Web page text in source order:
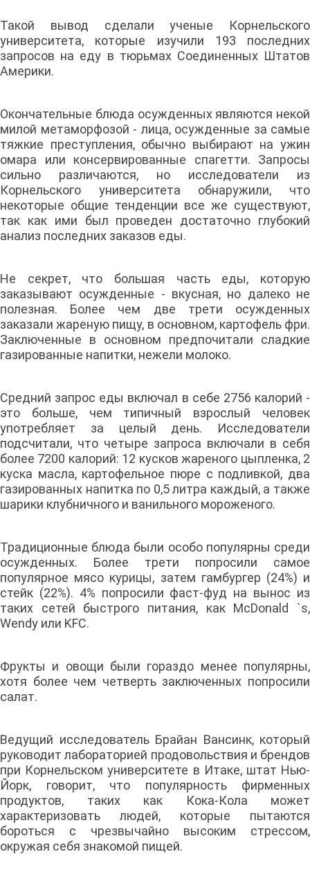
Такой вывод сделали ученые Корнельского
университета, которые изучили 193 последних
запросов на еду в тюрьмах Соединенных Штатов
Америки.
Окончательные блюда осужденных являются некой
милой метаморфозой - лица, осужденные за самые
тяжкие преступления, обычно выбирают на ужин
омара или консервированные спагетти. Запросы
сильно различаются, но исследователи из
Корнельского университета обнаружили, что
некоторые общие тенденции все же существуют,
так как ими был проведен достаточно глубокий
анализ последних заказов еды.
Не секрет, что большая часть еды, которую
заказывают осужденные - вкусная, но далеко не
полезная. Более чем две трети осужденных
заказали жареную пищу, в основном, картофель фри.
Заключенные в основном предпочитали сладкие
газированные напитки, нежели молоко.
Средний запрос еды включал в себе 2756 калорий -
это больше, чем типичный взрослый человек
употребляет за целый день. Исследователи
подсчитали, что четыре запроса включали в себя
более 7200 калорий: 12 кусков жареного цыпленка, 2
куска масла, картофельное пюре с подливкой, два
газированных напитка по 0,5 литра каждый, а также
шарики клубничного и ванильного мороженого.
Традиционные блюда были особо популярны среди
осужденных. Более трети попросили самое
популярное мясо курицы, затем гамбургер (24%) и
стейк (22%). 4% попросили фаст-фуд на вынос из
таких сетей быстрого питания, как McDonald `s,
Wendy или KFC.
Фрукты и овощи были гораздо менее популярны,
хотя более чем четверть заключенных попросили
салат.
Ведущий исследователь Брайан Вансинк, который
руководит лабораторией продовольствия и брендов
при Корнельском университете в Итаке, штат Нью-
Йорк, говорит, что популярность фирменных
продуктов, таких как Кока-Кола может
характеризовать людей, которые пытаются
бороться с чрезвычайно высоким стрессом,
окружая себя знакомой пищей.